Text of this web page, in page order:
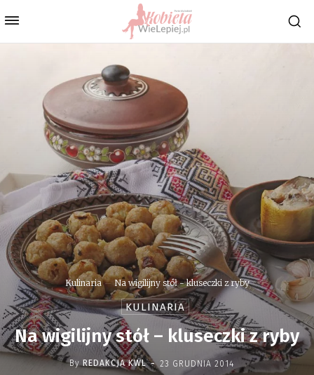
Kulinaria Na wigilijny stół - kluseczki z ryby
KULINARIA
Na wigilijny stół – kluseczki z ryby
By REDAKCJA KWL - 23 GRUDNIA 2014